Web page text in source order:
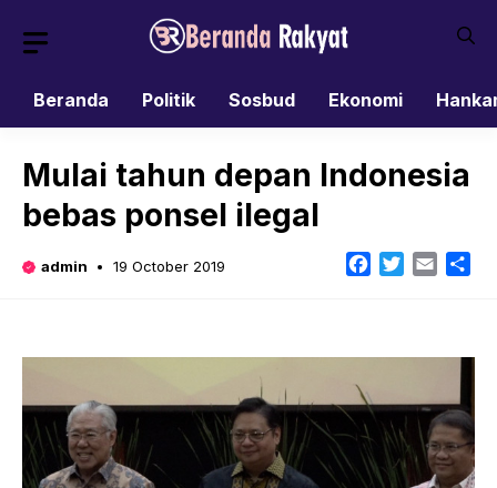
Beranda
Politik Sosbud Ekonomi
Mulai tahun depan Indonesia
bebas ponsel ilegal
admin 19 October 2019 Facebook
TwitterEmail